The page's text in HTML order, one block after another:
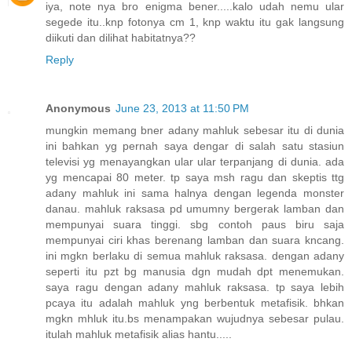
iya, note nya bro enigma bener.....kalo udah nemu ular
segede itu..knp fotonya cm 1, knp waktu itu gak langsung
diikuti dan dilihat habitatnya??
Reply
Anonymous June 23, 2013 at 11:50 PM
mungkin memang bner adany mahluk sebesar itu di dunia
ini bahkan yg pernah saya dengar di salah satu stasiun
televisi yg menayangkan ular ular terpanjang di dunia. ada
yg mencapai 80 meter. tp saya msh ragu dan skeptis ttg
adany mahluk ini sama halnya dengan legenda monster
danau. mahluk raksasa pd umumny bergerak lamban dan
mempunyai suara tinggi. sbg contoh paus biru saja
mempunyai ciri khas berenang lamban dan suara kncang.
ini mgkn berlaku di semua mahluk raksasa. dengan adany
seperti itu pzt bg manusia dgn mudah dpt menemukan.
saya ragu dengan adany mahluk raksasa. tp saya lebih
pcaya itu adalah mahluk yng berbentuk metafisik. bhkan
mgkn mhluk itu.bs menampakan wujudnya sebesar pulau.
itulah mahluk metafisik alias hantu.....